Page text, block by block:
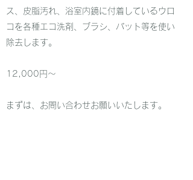
ス、皮脂汚れ、​浴室内鏡に付着しているウロ
コを各種エコ洗剤、ブラシ、パット等を使い
除去します。
12,000円～
​まずは、お問い合わせお願いいたします。